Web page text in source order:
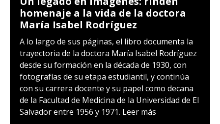
Un legado en imágenes: rinden
homenaje a la vida de la doctora
María Isabel Rodríguez
A lo largo de sus páginas, el libro documenta la
trayectoria de la doctora María Isabel Rodríguez
desde su formación en la década de 1930, con
fotografías de su etapa estudiantil, y continúa
con su carrera docente y su papel como decana
de la Facultad de Medicina de la Universidad de El
Salvador entre 1956 y 1971. Leer más